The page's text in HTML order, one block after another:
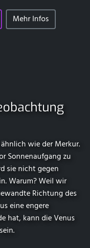
Mehr Infos
wie der Merkur.
Sonnenaufgang zu
sie nicht gegen
Warum? Weil wir
Richtung des
eine engere
hat, kann die Venus